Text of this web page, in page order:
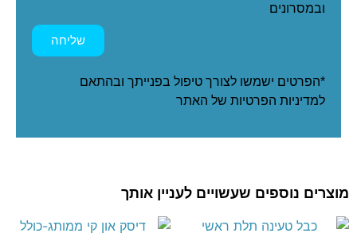
ובמסרונים
שליחה
*הפרטים ישמשו לצורך טיפול בפנייתך ובהתאם
למדיניות הפרטיות של האתר
מוצרים נוספים שעשויים לעניין אותך